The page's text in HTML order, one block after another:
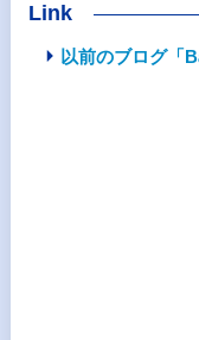
Link
以前のブログ「